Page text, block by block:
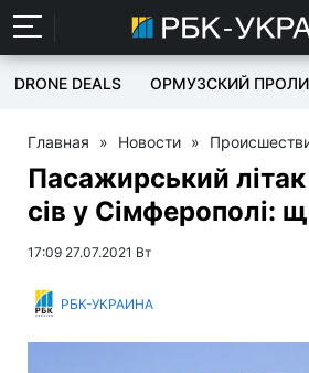
DRONE DEALS ОРМУЗСКИЙ
Главная » Новости »
Пасажирський
сів у Сімферополі:
17:09 27.07.2021 Вт
РБК-УКРАИНА